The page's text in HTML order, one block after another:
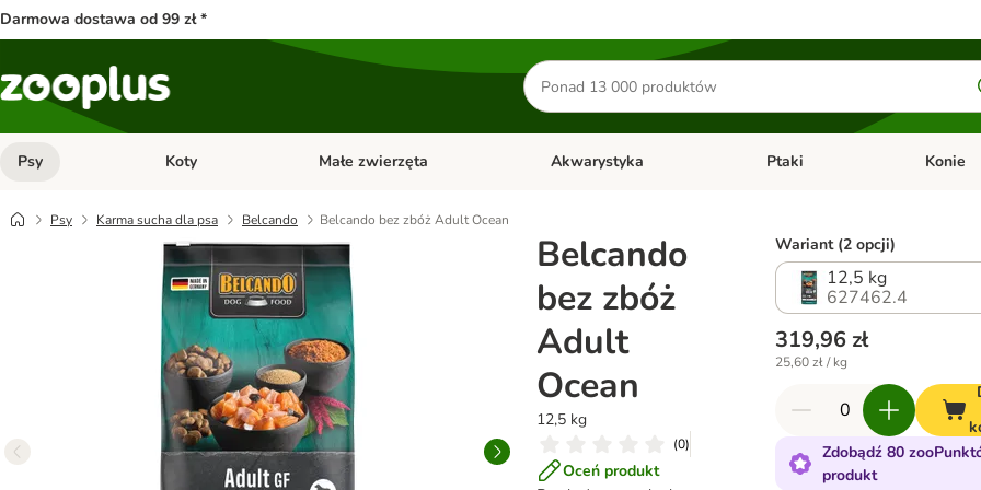
Darmowa dostawa od 99 zł *
Szukaj
produktów
Psy Otwórz menu kategorii: Psy
Koty Otwórz menu kategorii: Koty
Małe zwierzęta Otwórz menu kategorii: Małe zwierzęta
Akwarystyka Otwórz menu kategorii:
Ptaki Otwórz
Konie
Psy Karma sucha dla psa Belcando Belcando bez zbóż Adult Ocean
Belcando
bez zbóż
Adult
Ocean
12,5 kg
(0)
Oceń produkt
Wariant (2 opcji)
12,5 kg
627462.4
319,96 zł
25,60 zł / kg
Zdobądź 80
produkt